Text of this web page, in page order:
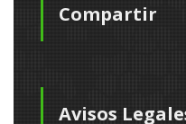
Compartir
Avisos